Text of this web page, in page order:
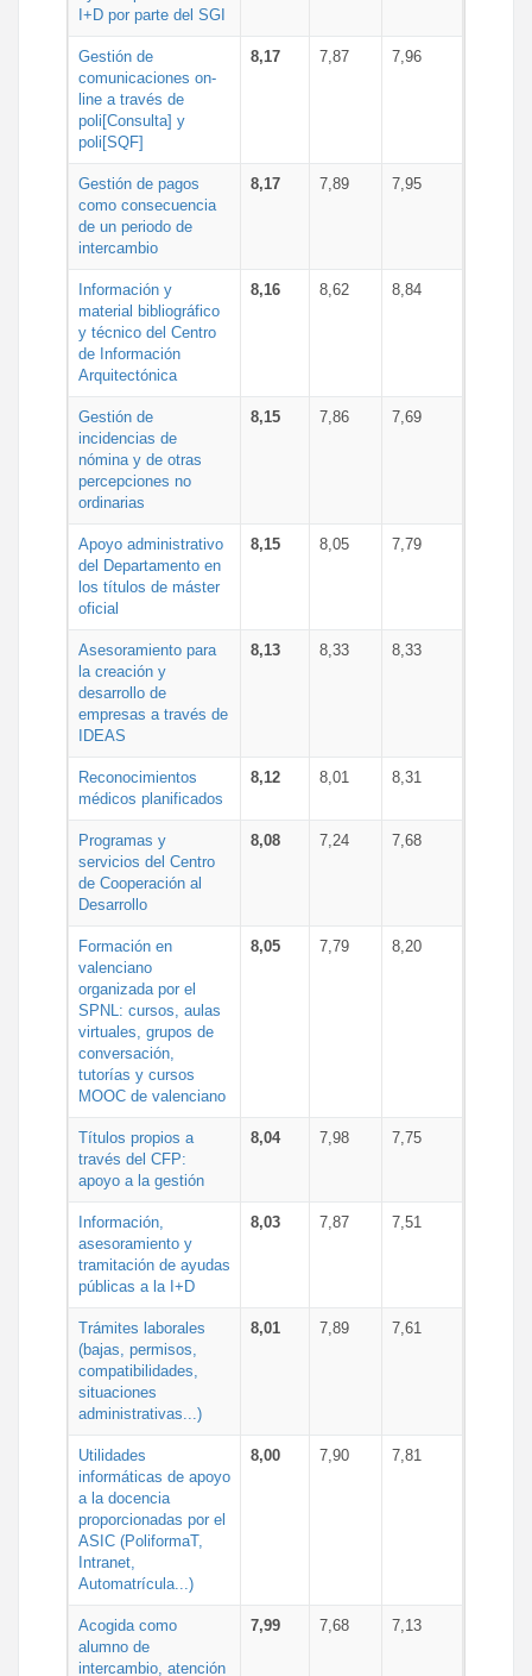
I+D por parte del SGI
Gestión de
comunicaciones on-
line a través de
poli[Consulta] y
poli[SQF]
8,17 7,87 7,96
Gestión de pagos
como consecuencia
de un periodo de
intercambio
8,17 7,89 7,95
Información y
material bibliográfico
y técnico del Centro
de Información
Arquitectónica
8,16 8,62 8,84
Gestión de
incidencias de
nómina y de otras
percepciones no
ordinarias
8,15 7,86 7,69
Apoyo administrativo
del Departamento en
los títulos de máster
oficial
8,15 8,05 7,79
Asesoramiento para
la creación y
desarrollo de
empresas a través de
IDEAS
8,13 8,33 8,33
Reconocimientos
médicos planificados
8,12 8,01 8,31
Programas y
servicios del Centro
de Cooperación al
Desarrollo
8,08 7,24 7,68
Formación en
valenciano
organizada por el
SPNL: cursos, aulas
virtuales, grupos de
conversación,
tutorías y cursos
MOOC de valenciano
8,05 7,79 8,20
Títulos propios a
través del CFP:
apoyo a la gestión
8,04 7,98 7,75
Información,
asesoramiento y
tramitación de ayudas
públicas a la I+D
8,03 7,87 7,51
Trámites laborales
(bajas, permisos,
compatibilidades,
situaciones
administrativas...)
8,01 7,89 7,61
Utilidades
informáticas de apoyo
a la docencia
proporcionadas por el
ASIC (PoliformaT,
Intranet,
Automatrícula...)
8,00 7,90 7,81
Acogida como
alumno de
intercambio, atención
7,99 7,68 7,13